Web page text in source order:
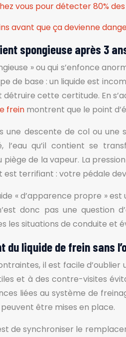
vous pour détecter 80%
avant que ça devienne
spongieuse après 3
» ou qui s’enfonce
de base : un liquide est
détruire cette certitude. En
frein montrent que le point
une descente de col ou
l’eau qu’il contient se
piège de la vapeur. La
terrifiant : votre pédale
« d’apparence propre »
donc pas une question
les situations de conduite et
liquide de frein sans
il est facile
et à des contre-visites
liées au système de
être mises en place.
de synchroniser le